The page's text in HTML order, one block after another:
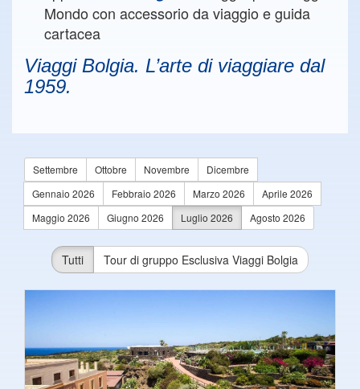
Mondo con accessorio da viaggio e guida
cartacea
Viaggi Bolgia. L’arte di viaggiare dal
1959.
Settembre Ottobre Novembre
Dicembre
Gennaio 2026
Febbraio 2026 Marzo 2026
Aprile 2026
Maggio 2026
Giugno 2026 Luglio 2026 Agosto 2026
Tutti Tour di gruppo Esclusiva Viaggi Bolgia